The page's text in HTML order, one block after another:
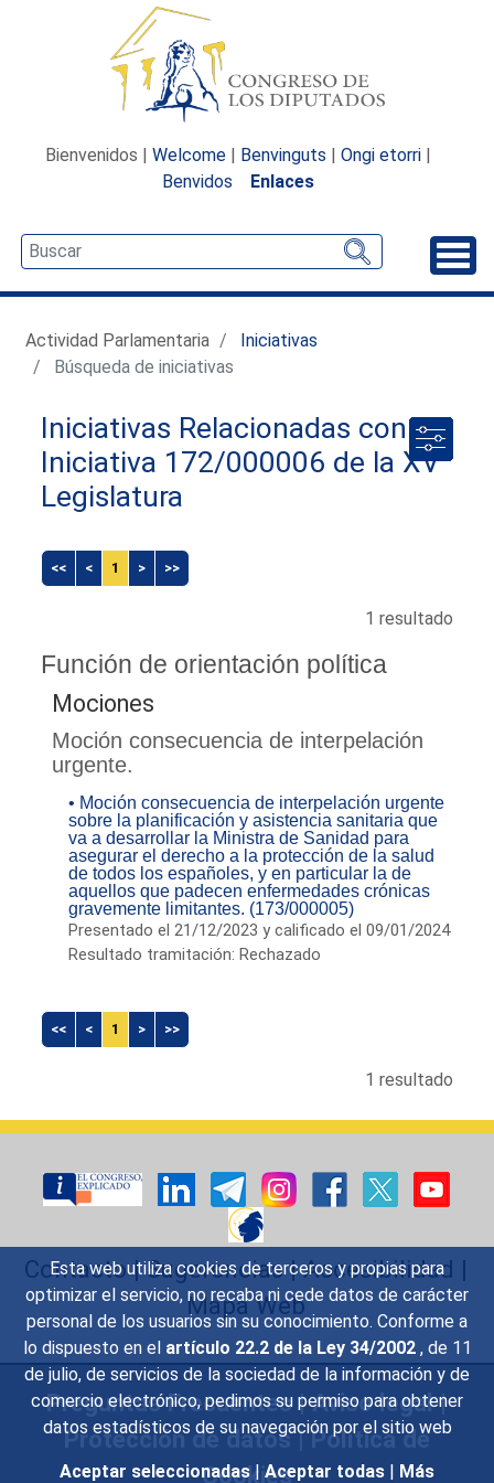
Esta web utiliza cookies de terceros y propias para
optimizar el servicio, no recaba ni cede datos de carácter
personal de los usuarios sin su conocimiento. Conforme a
lo dispuesto en el artículo 22.2 de la Ley 34/2002 , de 11
de julio, de servicios de la sociedad de la información y de
comercio electrónico, pedimos su permiso para obtener
datos estadísticos de su navegación por el sitio web
Aceptar seleccionadas | Aceptar todas | Más
Bienvenidos | Welcome | Benvinguts | Ongi etorri |
Benvidos
Enlaces
Actividad Parlamentaria
Iniciativas
Búsqueda de iniciativas
Iniciativas Relacionadas con la
Iniciativa 172/000006 de la XV
Legislatura
<< < 1 > >>
1 resultado
Función de orientación política
Mociones
Moción consecuencia de interpelación
urgente.
• Moción consecuencia de interpelación urgente
sobre la planificación y asistencia sanitaria que
va a desarrollar la Ministra de Sanidad para
asegurar el derecho a la protección de la salud
de todos los españoles, y en particular la de
aquellos que padecen enfermedades crónicas
gravemente limitantes. (173/000005)
Presentado el 21/12/2023 y calificado el 09/01/2024
Resultado tramitación: Rechazado
<< < 1 > >>
1 resultado
Contacto|Sugerencias|Accesibilidad |
Mapa Web
Preguntas Frecuentes|Aviso legal|
Protección de datos|Política de
Cookies